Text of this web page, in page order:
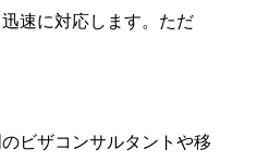
速に対応します。ただ
ビザコンサルタントや移